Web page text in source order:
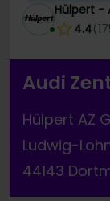
Hülpert -
4.4(
Audi
Hülpert AZ
Ludwig-
44143